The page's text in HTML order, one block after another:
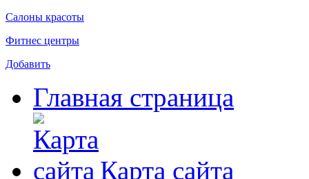
Салоны красоты
Фитнес центры
Добавить
Главная страница
Карта сайта